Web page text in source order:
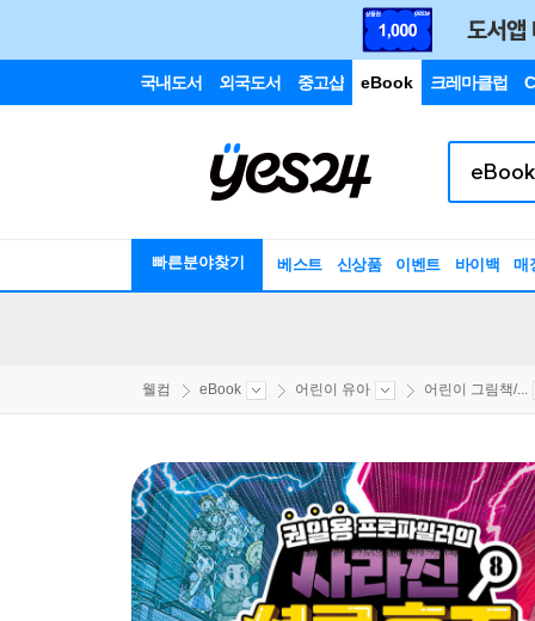
국내도서 외국도서 중고샵 eBook 크레마클럽
빠른분야찾기 베스트 신상품 이벤트 바이백 매
웰컴 eBook 어린이 유아 어린이 그림책/...